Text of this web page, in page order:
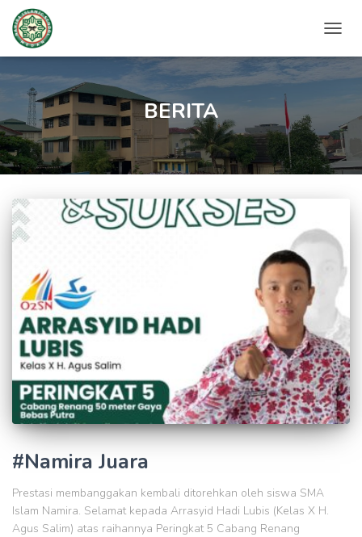
BERITA
#Namira Juara
Prestasi membanggakan kembali ditorehkan oleh siswa SMA
Islam Namira. Selamat kepada Arrasyid Hadi Lubis (Kelas X H.
Agus Salim) atas raihannya Peringkat 5 Cabang Renang